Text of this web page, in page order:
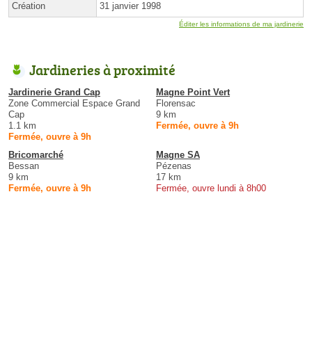
Création 31 janvier 1998
Éditer les informations de ma jardinerie
Jardineries à proximité
Jardinerie Grand Cap
Zone Commercial Espace Grand
Cap
1.1 km
Fermée, ouvre à 9h
Magne Point Vert
Florensac
9 km
Fermée, ouvre à 9h
Bricomarché
Bessan
9 km
Fermée, ouvre à 9h
Magne SA
Pézenas
17 km
Fermée, ouvre lundi à 8h00